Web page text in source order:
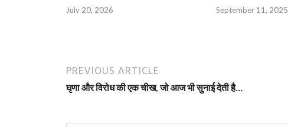
July 20, 2026 September 11, 2025
PREVIOUS ARTICLE
घृणा और विरोध की एक चीख, जो आज भी सुनाई देती है…